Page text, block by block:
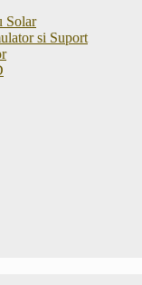
Solar
si Suport